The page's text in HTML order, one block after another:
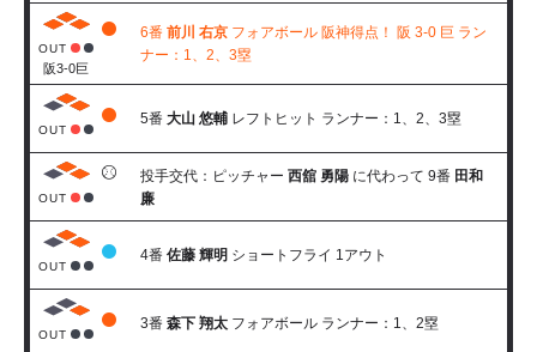
OUT
阪3-0巨
6番 前川 右京 フォアボール 阪神得点！ 阪 3-0 巨 ラン
ナー：1、2、3塁
OUT
5番 大山 悠輔 レフトヒット ランナー：1、2、3塁
OUT
投手交代：ピッチャー 西舘 勇陽 に代わって 9番 田和
廉
OUT
4番 佐藤 輝明 ショートフライ 1アウト
OUT
3番 森下 翔太 フォアボール ランナー：1、2塁